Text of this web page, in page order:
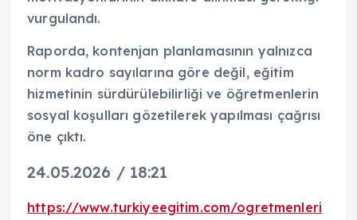
vurgulandı.
Raporda, kontenjan planlamasının yalnızca
norm kadro sayılarına göre değil, eğitim
hizmetinin sürdürülebilirliği ve öğretmenlerin
sosyal koşulları gözetilerek yapılması çağrısı
öne çıktı.
24.05.2026 / 18:21
https://www.turkiyeegitim.com/ogretmenleri